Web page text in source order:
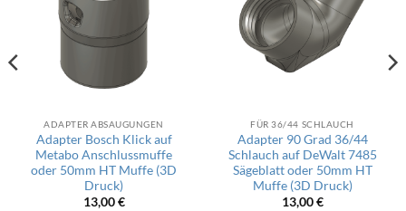
ADAPTER ABSAUGUNGEN
Adapter Bosch Klick auf
Metabo Anschlussmuffe
oder 50mm HT Muffe (3D
Druck)
13,00€
FÜR 36/44 SCHLAUCH
Adapter 90 Grad 36/44
Schlauch auf DeWalt 7485
Sägeblatt oder 50mm HT
Muffe (3D Druck)
13,00€